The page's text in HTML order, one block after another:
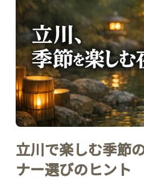
立川で楽しむ季節
ナー選びのヒント